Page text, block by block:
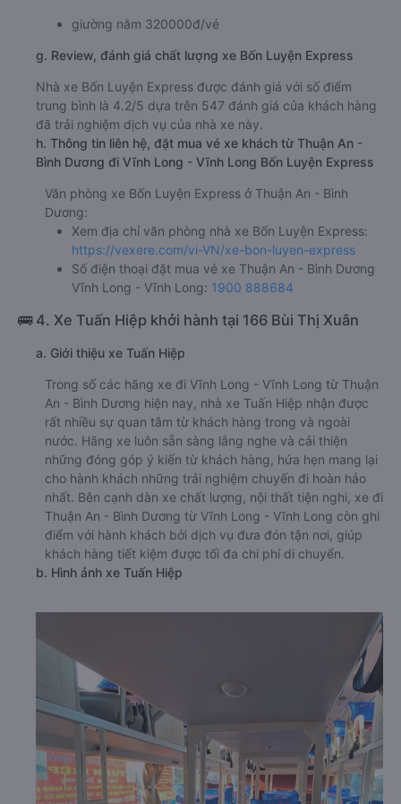
giường nằm 320000đ/vé
g. Review, đánh giá chất lượng xe Bốn Luyện Express
Nhà xe Bốn Luyện Express được đánh giá với số điểm
trung bình là 4.2/5 dựa trên 547 đánh giá của khách hàng
đã trải nghiệm dịch vụ của nhà xe này.
h. Thông tin liên hệ, đặt mua vé xe khách từ Thuận An -
Bình Dương đi Vĩnh Long - Vĩnh Long Bốn Luyện Express
Văn phòng xe Bốn Luyện Express ở Thuận An - Bình
Dương:
Xem địa chỉ văn phòng nhà xe Bốn Luyện Express:
https://vexere.com/vi-VN/xe-bon-luyen-express
Số điện thoại đặt mua vé xe Thuận An - Bình Dương
Vĩnh Long - Vĩnh Long: 1900 888684
🚌 4. Xe Tuấn Hiệp khởi hành tại 166 Bùi Thị Xuân
a. Giới thiệu xe Tuấn Hiệp
Trong số các hãng xe đi Vĩnh Long - Vĩnh Long từ Thuận
An - Bình Dương hiện nay, nhà xe Tuấn Hiệp nhận được
rất nhiều sự quan tâm từ khách hàng trong và ngoài
nước. Hãng xe luôn sẵn sàng lắng nghe và cải thiện
những đóng góp ý kiến từ khách hàng, hứa hẹn mang lại
cho hành khách những trải nghiệm chuyến đi hoàn hảo
nhất. Bên cạnh dàn xe chất lượng, nội thất tiện nghi, xe đi
Thuận An - Bình Dương từ Vĩnh Long - Vĩnh Long còn ghi
điểm với hành khách bởi dịch vụ đưa đón tận nơi, giúp
khách hàng tiết kiệm được tối đa chi phí di chuyển.
b. Hình ảnh xe Tuấn Hiệp